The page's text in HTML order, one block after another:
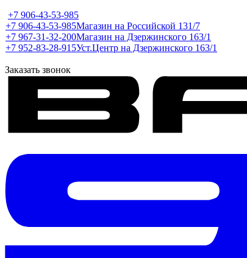
+7 906-43-53-985
+7 906-43-53-985Магазин на Российской 131/7
+7 967-31-32-200Магазин на Дзержинского 163/1
+7 952-83-28-915Уст.Центр на Дзержинского 163/1
Заказать звонок